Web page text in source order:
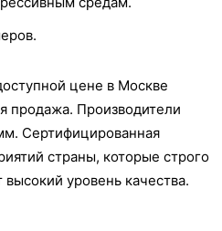
цене в Москве
продажа. Производители
Сертифицированная
страны, которые строго
уровень качества.